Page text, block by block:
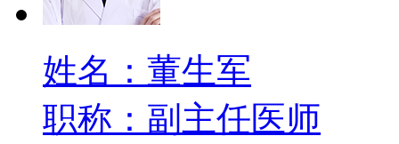
姓名：董生军
职称：副主任医师